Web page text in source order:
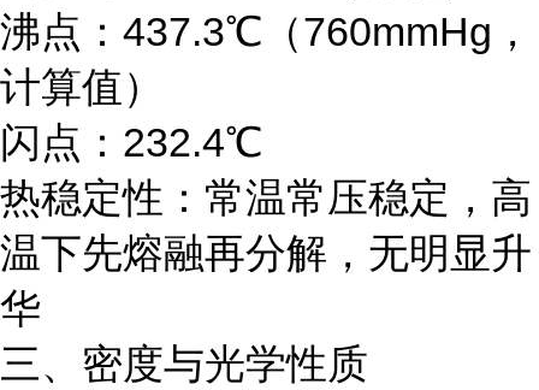
沸点：437.3℃（760mmHg，
计算值）
闪点：232.4℃
热稳定性：常温常压稳定，高
温下先熔融再分解，无明显升
华
三、密度与光学性质